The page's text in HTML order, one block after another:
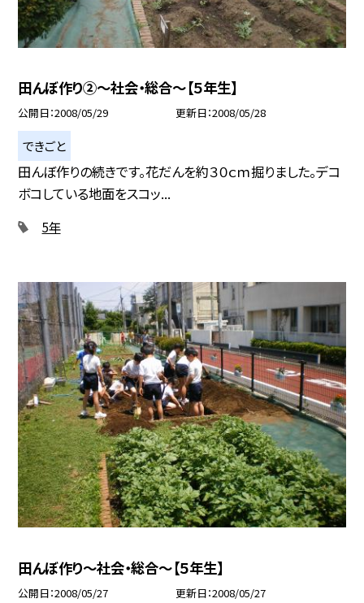
田んぼ作り②〜社会・総合〜【５年生】
公開日 2008/05/29 更新日 2008/05/28
できごと
田んぼ作りの続きです。花だんを約３０ｃｍ掘りました。デコ
ボコしている地面をスコッ...
5年
田んぼ作り〜社会・総合〜【５年生】
公開日 2008/05/27 更新日 2008/05/27